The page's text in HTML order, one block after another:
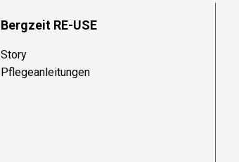
Bergzeit RE-USE
Story
Pflegeanleitungen